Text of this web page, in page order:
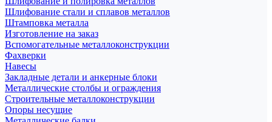
Шлифование стали и сплавов металлов
Штамповка металла
Изготовление на заказ
Вспомогательные металлоконструкции
Фахверки
Навесы
Закладные детали и анкерные блоки
Металлические столбы и ограждения
Строительные металлоконструкции
Опоры несущие